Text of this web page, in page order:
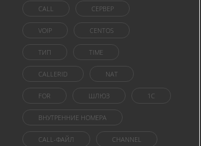
CALL СЕРВЕР
VOIP CENTOS
ТИП TIME
CALLERID NAT
FOR ШЛЮЗ 1C
ВНУТРЕННИЕ НОМЕРА
CALL-ФАЙЛ CHANNEL